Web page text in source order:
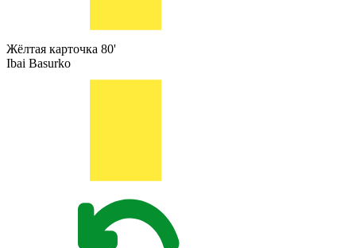
Жёлтая карточка 80'
Ibai Basurko